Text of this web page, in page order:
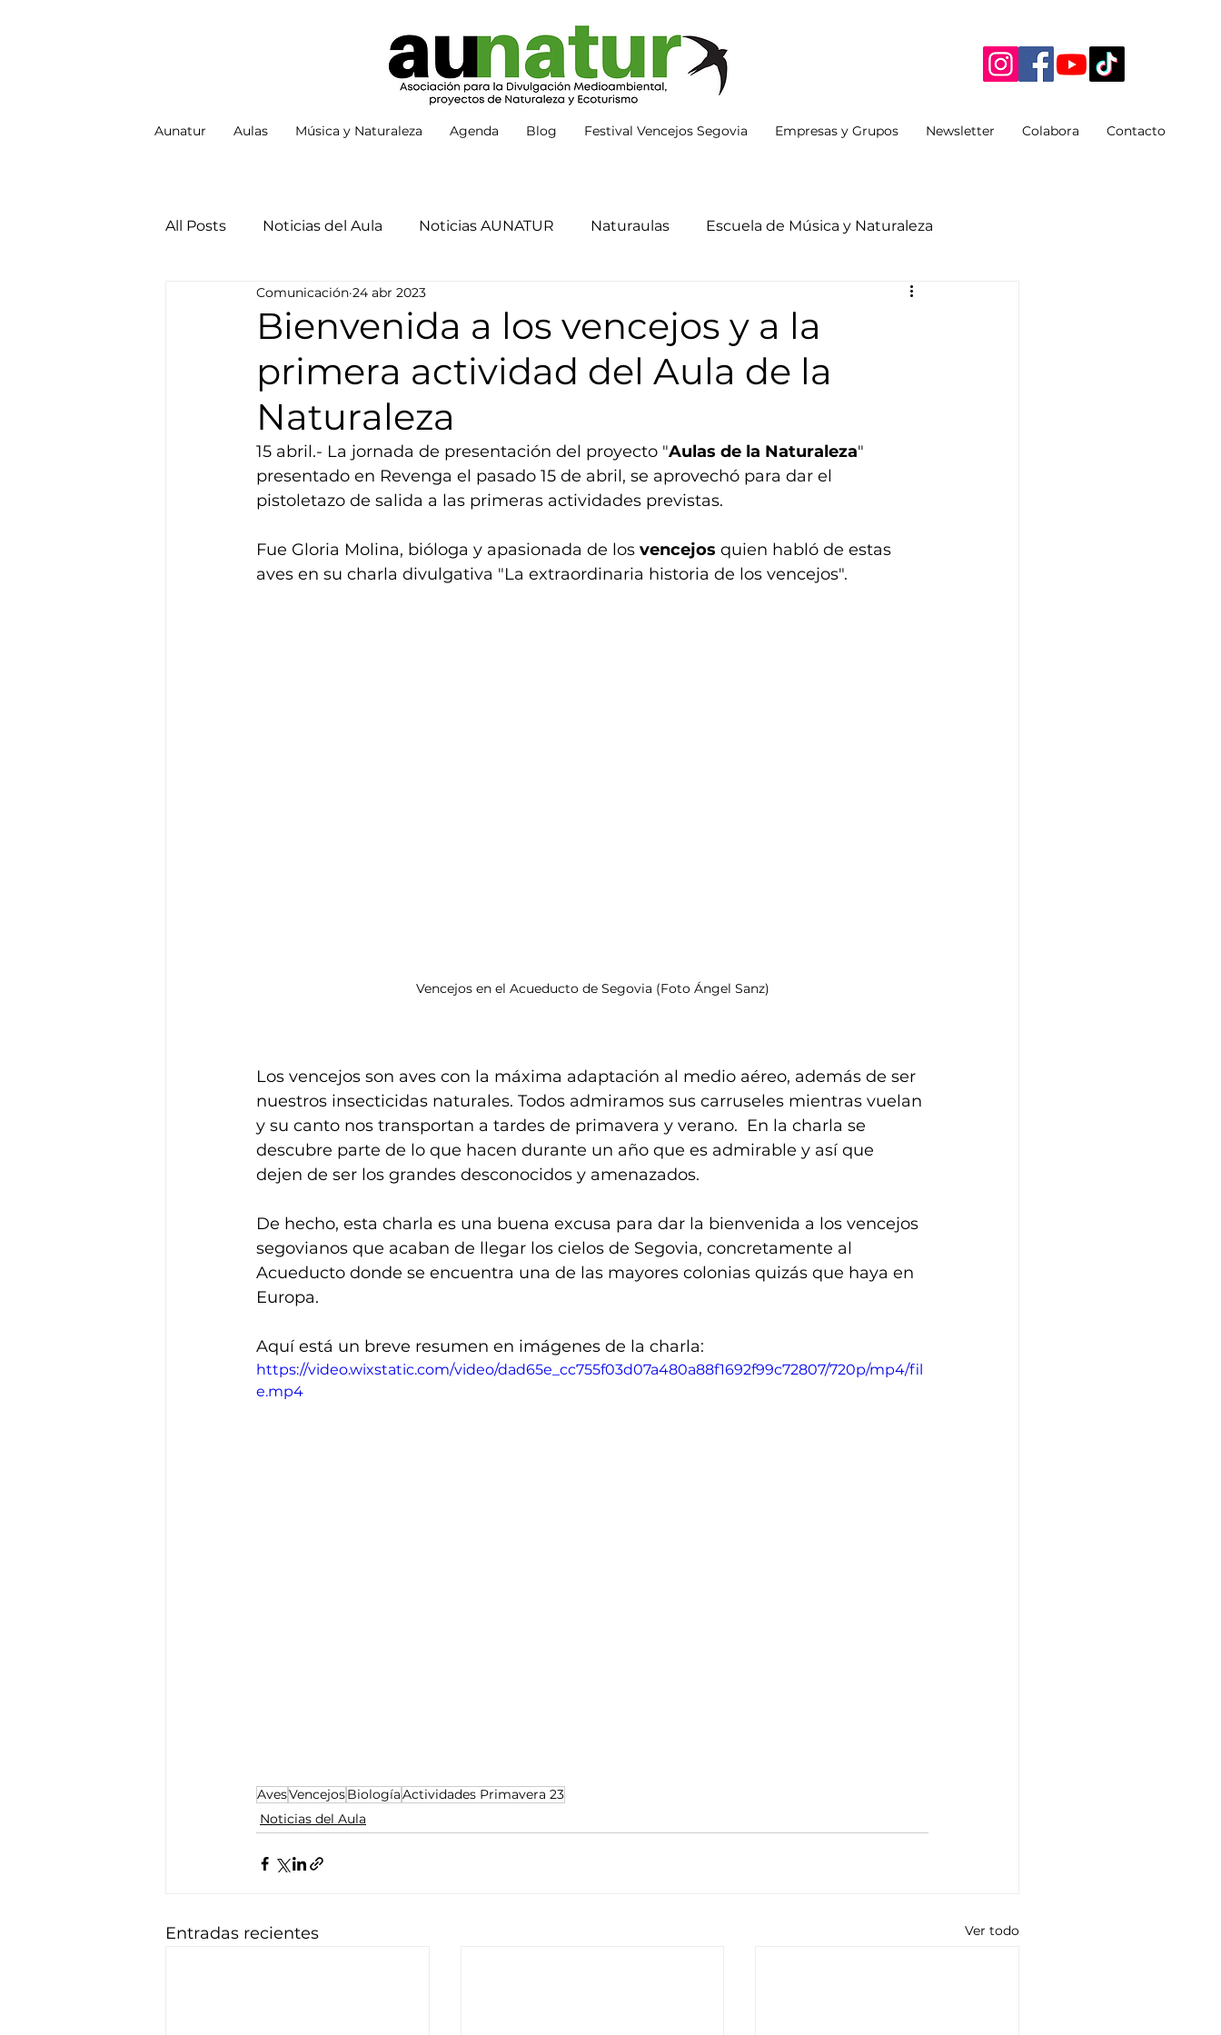
Aunatur Aulas Música y Naturaleza Agenda Blog Festival Vencejos Segovia Empresas y Grupos Newsletter Colabora Contacto
All Posts Noticias del Aula Noticias AUNATUR Naturaulas Escuela de Música y Naturaleza
Bienvenida a los vencejos y a la
primera actividad del Aula de la
Naturaleza
Comunicación 24 abr 2023
15 abril.- La jornada de presentación del proyecto "Aulas de la Naturaleza"
presentado en Revenga el pasado 15 de abril, se aprovechó para dar el
pistoletazo de salida a las primeras actividades previstas.
Fue Gloria Molina, bióloga y apasionada de los vencejos quien habló de estas
aves en su charla divulgativa "La extraordinaria historia de los vencejos".
Vencejos en el Acueducto de Segovia (Foto Ángel Sanz)
Los vencejos son aves con la máxima adaptación al medio aéreo, además de ser
nuestros insecticidas naturales. Todos admiramos sus carruseles mientras vuelan
y su canto nos transportan a tardes de primavera y verano.  En la charla se
descubre parte de lo que hacen durante un año que es admirable y así que
dejen de ser los grandes desconocidos y amenazados.
De hecho, esta charla es una buena excusa para dar la bienvenida a los vencejos
segovianos que acaban de llegar los cielos de Segovia, concretamente al
Acueducto donde se encuentra una de las mayores colonias quizás que haya en
Europa.
Aquí está un breve resumen en imágenes de la charla:
https://video.wixstatic.com/video/dad65e_cc755f03d07a480a88f1692f99c72807/720p/mp4/fil
e.mp4
AvesVencejosBiologíaActividades Primavera 23
Noticias del Aula
Entradas recientes Ver todo